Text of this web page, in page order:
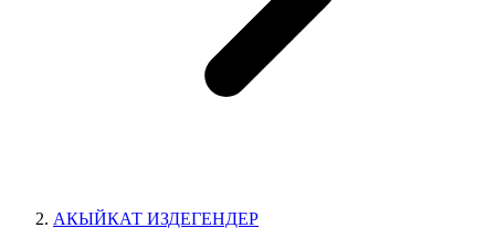
АКЫЙКАТ ИЗДЕГЕНДЕР